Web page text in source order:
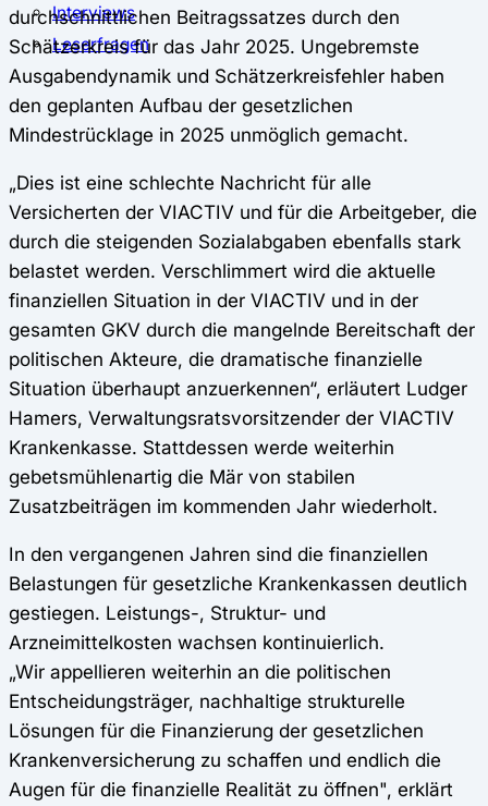
Interviews
Leserfragen
durchschnittlichen Beitragssatzes durch den
Schätzerkreis für das Jahr 2025. Ungebremste
Ausgabendynamik und Schätzerkreisfehler haben
den geplanten Aufbau der gesetzlichen
Mindestrücklage in 2025 unmöglich gemacht.
„Dies ist eine schlechte Nachricht für alle
Versicherten der VIACTIV und für die Arbeitgeber, die
durch die steigenden Sozialabgaben ebenfalls stark
belastet werden. Verschlimmert wird die aktuelle
finanziellen Situation in der VIACTIV und in der
gesamten GKV durch die mangelnde Bereitschaft der
politischen Akteure, die dramatische finanzielle
Situation überhaupt anzuerkennen“, erläutert Ludger
Hamers, Verwaltungsratsvorsitzender der VIACTIV
Krankenkasse. Stattdessen werde weiterhin
gebetsmühlenartig die Mär von stabilen
Zusatzbeiträgen im kommenden Jahr wiederholt.
In den vergangenen Jahren sind die finanziellen
Belastungen für gesetzliche Krankenkassen deutlich
gestiegen. Leistungs-, Struktur- und
Arzneimittelkosten wachsen kontinuierlich.
„Wir appellieren weiterhin an die politischen
Entscheidungsträger, nachhaltige strukturelle
Lösungen für die Finanzierung der gesetzlichen
Krankenversicherung zu schaffen und endlich die
Augen für die finanzielle Realität zu öffnen", erklärt